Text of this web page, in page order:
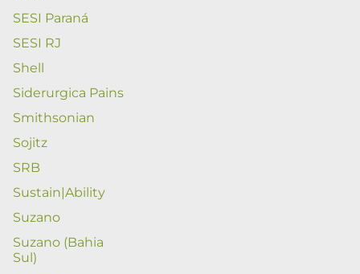
SESI Paraná
SESI RJ
Shell
Siderurgica Pains
Smithsonian
Sojitz
SRB
Sustain|Ability
Suzano
Suzano (Bahia
Sul)